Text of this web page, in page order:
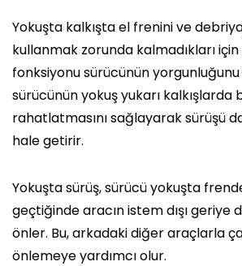
Yokuşta kalkışta el frenini ve
kullanmak zorunda kalmadıkları
fonksiyonu sürücünün yorgunluğunu
sürücünün yokuş yukarı kalkışlarda
rahatlatmasını sağlayarak sürüşü
hale getirir.
Yokuşta sürüş, sürücü yokuşta
geçtiğinde aracın istem dışı geriye
önler. Bu, arkadaki diğer araçlarla
önlemeye yardımcı olur.